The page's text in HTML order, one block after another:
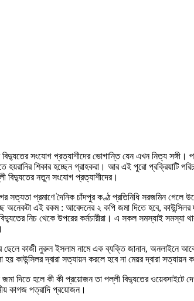
সংযোগ প্রত্যাশীদের ভোগান্তি যেন এখন নিত্য সঙ্গী।
শিকার হচ্ছেন গ্রাহকরা। আর এই পুরো প্রক্রিয়াটি
বিদ্যুতের নতুন সংযোগ প্রত্যাশীদের।
সত্যতা প্রমাণে দৈনিক চাঁদপুর কণ্ঠ প্রতিনিধি সরজমিন
অনেকটা এই রকম : আবেদনের ২ কপি জমা দিতে হবে,
নিচ থেকে উপরের কর্মচারীরা। এ সকল সমস্যাই সমস্যা
ছেলে কাজী নুরুল ইসলাম নামে এক ব্যক্তি জানান,
কাউন্সিলর দ্বারা সত্যায়ন করলে হবে না মেয়র দ্বারা
দিতে হলে কী কী প্রয়োজন তা পল্লী বিদ্যুতের ওয়েবসাইটে
কাগজ পত্রাদি প্রয়োজন।